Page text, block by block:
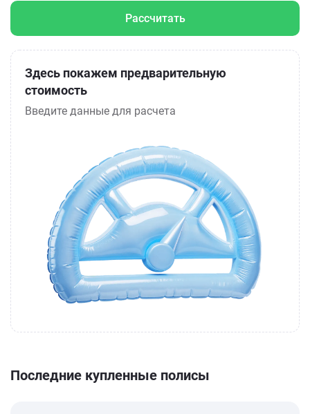
Рассчитать
Здесь покажем предварительную
стоимость
Введите данные для расчета
Последние купленные полисы